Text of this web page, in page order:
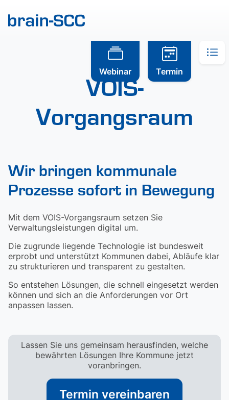
Webinar Termin
VOIS-
Vorgangsraum
Wir bringen kommunale
Prozesse sofort in Bewegung
Mit dem VOIS-Vorgangsraum setzen Sie
Verwaltungsleistungen digital um.
Die zugrunde liegende Technologie ist bundesweit
erprobt und unterstützt Kommunen dabei, Abläufe klar
zu strukturieren und transparent zu gestalten.
So entstehen Lösungen, die schnell eingesetzt werden
können und sich an die Anforderungen vor Ort
anpassen lassen.
Lassen Sie uns gemeinsam herausfinden, welche
bewährten Lösungen Ihre Kommune jetzt
voranbringen.
Termin vereinbaren